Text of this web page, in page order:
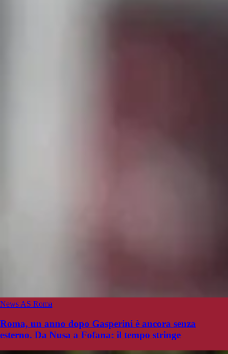
News AS Roma
Roma, un anno dopo Gasperini è ancora senza
esterno. Da Nusa a Fofana: il tempo stringe